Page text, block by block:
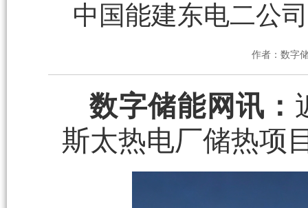
中国能建东电二公
作者：数字
数字储能网讯：
斯太热电厂储热项